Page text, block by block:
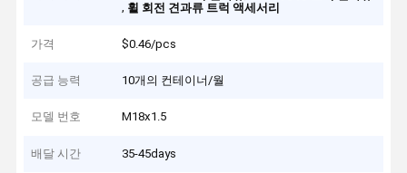
, 휠 회전 견과류 트럭 액세서리
가격 $0.46/pcs
공급 능력 10개의 컨테이너/월
모델 번호 M18x1.5
배달 시간 35-45days